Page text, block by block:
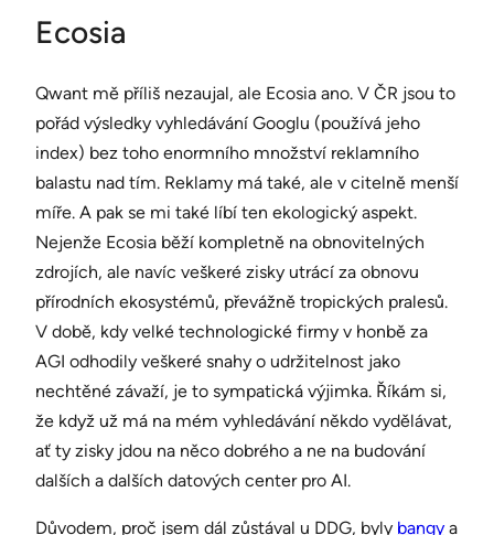
Ecosia
Qwant mě příliš nezaujal, ale Ecosia ano. V ČR jsou to
pořád výsledky vyhledávání Googlu (používá jeho
index) bez toho enormního množství reklamního
balastu nad tím. Reklamy má také, ale v citelně menší
míře. A pak se mi také líbí ten ekologický aspekt.
Nejenže Ecosia běží kompletně na obnovitelných
zdrojích, ale navíc veškeré zisky utrácí za obnovu
přírodních ekosystémů, převážně tropických pralesů.
V době, kdy velké technologické firmy v honbě za
AGI odhodily veškeré snahy o udržitelnost jako
nechtěné závaží, je to sympatická výjimka. Říkám si,
že když už má na mém vyhledávání někdo vydělávat,
ať ty zisky jdou na něco dobrého a ne na budování
dalších a dalších datových center pro AI.
Důvodem, proč jsem dál zůstával u DDG, byly bangy a